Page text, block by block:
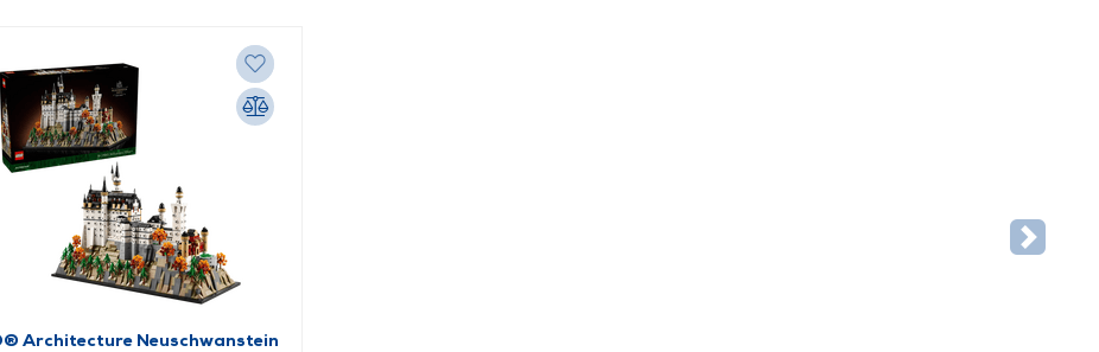
Architecture Neuschwanstein